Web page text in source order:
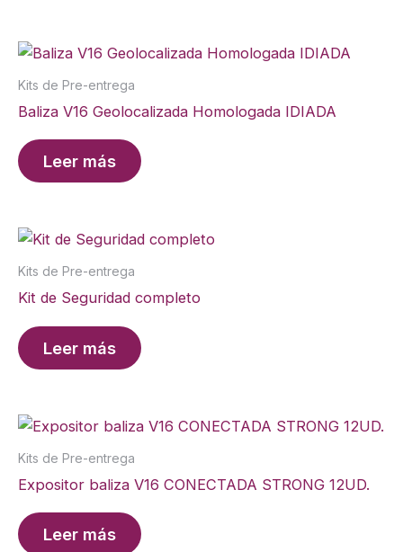
Kits de Pre-entrega
Baliza V16 Geolocalizada Homologada IDIADA
Leer más
Kits de Pre-entrega
Kit de Seguridad completo
Leer más
Kits de Pre-entrega
Expositor baliza V16 CONECTADA STRONG 12UD.
Leer más